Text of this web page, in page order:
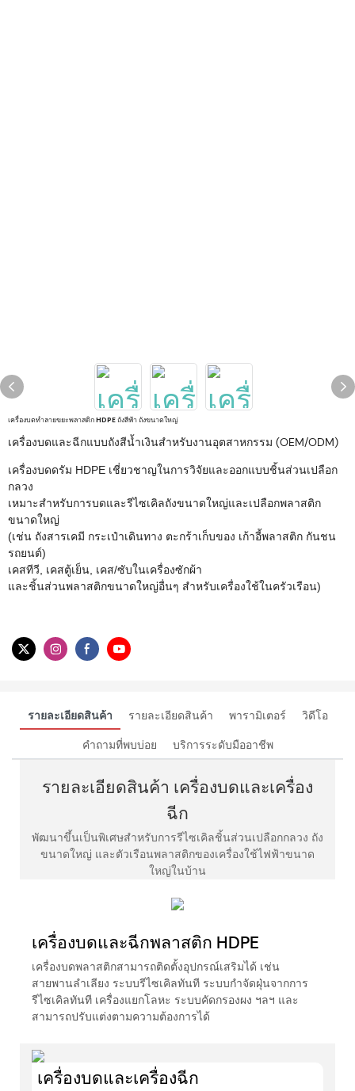
เครื่องบดทำลายขยะพลาสติก HDPE ถังสีฟ้า ถังขนาดใหญ่
เครื่องบดและฉีกแบบถังสีน้ำเงินสำหรับงานอุตสาหกรรม (OEM/ODM)
เครื่องบดดรัม HDPE เชี่ยวชาญในการวิจัยและออกแบบชิ้นส่วนเปลือก
กลวง
เหมาะสำหรับการบดและรีไซเคิลถังขนาดใหญ่และเปลือกพลาสติก
ขนาดใหญ่
(เช่น ถังสารเคมี กระเป๋าเดินทาง ตะกร้าเก็บของ เก้าอี้พลาสติก กันชน
รถยนต์)
เคสทีวี, เคสตู้เย็น, เคส/ซับในเครื่องซักผ้า
และชิ้นส่วนพลาสติกขนาดใหญ่อื่นๆ สำหรับเครื่องใช้ในครัวเรือน)
รายละเอียดสินค้า รายละเอียดสินค้า พารามิเตอร์ วิดีโอ
คำถามที่พบบ่อย บริการระดับมืออาชีพ
รายละเอียดสินค้า เครื่องบดและเครื่อง
ฉีก
พัฒนาขึ้นเป็นพิเศษสำหรับการรีไซเคิลชิ้นส่วนเปลือกกลวง ถัง
ขนาดใหญ่ และตัวเรือนพลาสติกของเครื่องใช้ไฟฟ้าขนาด
ใหญ่ในบ้าน
เครื่องบดและฉีกพลาสติก HDPE
เครื่องบดพลาสติกสามารถติดตั้งอุปกรณ์เสริมได้ เช่น
สายพานลำเลียง ระบบรีไซเคิลทันที ระบบกำจัดฝุ่นจากการ
รีไซเคิลทันที เครื่องแยกโลหะ ระบบคัดกรองผง ฯลฯ และ
สามารถปรับแต่งตามความต้องการได้
เครื่องบดและเครื่องฉีก